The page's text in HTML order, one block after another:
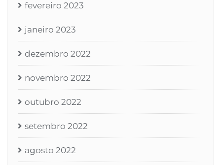
fevereiro 2023
janeiro 2023
dezembro 2022
novembro 2022
outubro 2022
setembro 2022
agosto 2022